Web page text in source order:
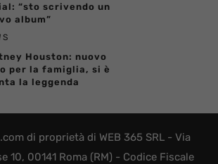
“sto scrivendo un
album”
Houston: nuovo
per la famiglia, si è
la leggenda
di proprietà di WEB 365 SRL - Via
10, 00141 Roma (RM) - Codice Fiscale